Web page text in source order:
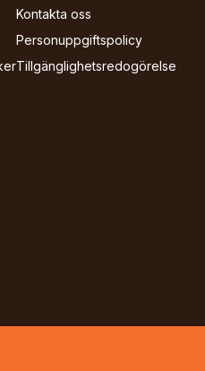
Kontakta oss
Personuppgiftspolicy
Tillgänglighets­redogörelse